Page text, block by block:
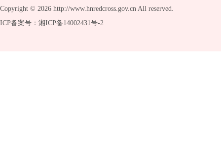
Copyright © 2026 http://www.hnredcross.gov.cn All reserved.
ICP备案号：湘ICP备14002431号-2